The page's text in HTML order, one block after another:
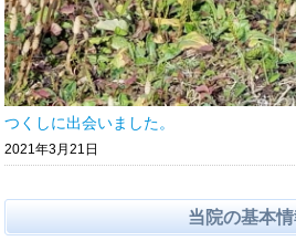
つくしに出会いました。
2021年3月21日
当院の基本